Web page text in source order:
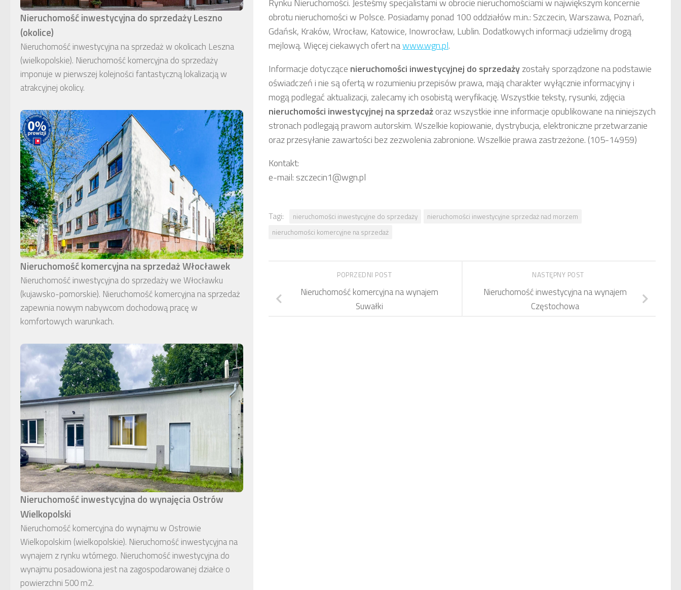
obrotu nieruchomości w Polsce. Posiadamy ponad 100 oddziałów m.in.: Szczecin, Warszawa, Poznań,
Gdańsk, Kraków, Wrocław, Katowice, Inowrocław, Lublin. Dodatkowych informacji udzielimy drogą
mejlową. Więcej ciekawych ofert nawww.wgn.pl.
Informacje dotyczące nieruchomości inwestycyjnej do sprzedażyzostały sporządzone na podstawie
oświadczeń i nie są ofertą w rozumieniu przepisów prawa, mają charakter wyłącznie informacyjny i
mogą podlegać aktualizacji, zalecamy ich osobistą weryfikację. Wszystkie teksty, rysunki, zdjęcia
nieruchomości inwestycyjnej na sprzedażoraz wszystkie inne informacje opublikowane na niniejszych
stronach podlegają prawom autorskim. Wszelkie kopiowanie, dystrybucja, elektroniczne przetwarzanie
oraz przesyłanie zawartości bez zezwolenia zabronione. Wszelkie prawa zastrzeżone. (105-14959)
Kontakt:
e-mail: szczecin1@wgn.pl
Tagi: nieruchomości inwestycyjne do sprzedaży
nieruchomości inwestycyjne sprzedaż nad morzem
nieruchomości komercyjne na sprzedaż
NASTĘPNY POST
Nieruchomość inwestycyjna na wynajem
Częstochowa
POPRZEDNI POST
Nieruchomość komercyjna na wynajem
Suwałki
Nieruchomość inwestycyjna do sprzedaży Leszno
(okolice)
Nieruchomość inwestycyjna na sprzedaż w okolicach Leszna
(wielkopolskie). Nieruchomość komercyjna do sprzedaży
imponuje w pierwszej kolejności fantastyczną lokalizacją w
atrakcyjnej okolicy.
Nieruchomość komercyjna na sprzedaż Włocławek
Nieruchomość inwestycyjna do sprzedaży we Włocławku
(kujawsko-pomorskie). Nieruchomość komercyjna na sprzedaż
zapewnia nowym nabywcom dochodową pracę w
komfortowych warunkach.
Nieruchomość inwestycyjna do wynajęcia Ostrów
Wielkopolski
Nieruchomość komercyjna do wynajmu w Ostrowie
Wielkopolskim (wielkopolskie). Nieruchomość inwestycyjna na
wynajem z rynku wtórnego. Nieruchomość inwestycyjna do
wynajmu posadowiona jest na zagospodarowanej działce o
powierzchni 500 m2.